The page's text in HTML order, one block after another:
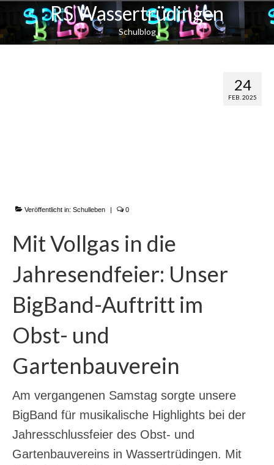
RS Wassertrüdingen
Schulblog
24
FEB. 2025
Veröffentlicht in: Schulleben | 0
Mit Vollgas in die
Jahresendfeier: Unser
BigBand-Auftritt im
Obst- und
Gartenbauverein
Am vergangenen Samstag sorgte unsere
BigBand für musikalische Highlights bei der
Jahresschlussfeier des Obst- und
Gartenbauvereins in Wassertrüdingen. Mit